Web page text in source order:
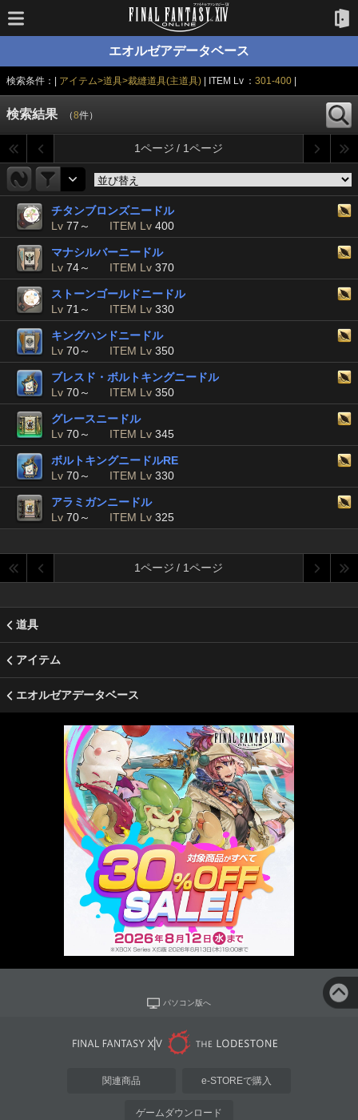
エオルゼアデータベース
検索条件：| アイテム>道具>裁縫道具(主道具) | ITEM Lv ：301-400
検索結果 （8件）
1ページ / 1ページ
チタンブロンズニードル
Lv 77～ ITEM Lv 400
マナシルバーニードル
Lv 74～ ITEM Lv 370
ストーンゴールドニードル
Lv 71～ ITEM Lv 330
キングハンドニードル
Lv 70～ ITEM Lv 350
ブレスド・ボルトキングニードル
Lv 70～ ITEM Lv 350
グレースニードル
Lv 70～ ITEM Lv 345
ボルトキングニードルRE
Lv 70～ ITEM Lv 330
アラミガンニードル
Lv 70～ ITEM Lv 325
1ページ / 1ページ
道具
アイテム
エオルゼアデータベース
パソコン版へ
関連商品 e-STOREで購入
ゲームダウンロード